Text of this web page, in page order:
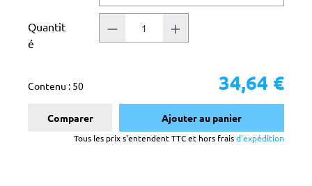
Quantit
é
Contenu : 50 34,64 €
Comparer Ajouter au panier
Tous les prix s'entendent TTC et hors fraisd'expédition